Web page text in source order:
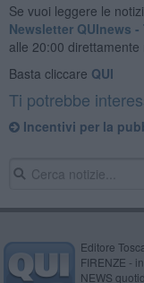
Se vuoi leggere le
Newsletter QUInews
alle 20:00 direttamente
Basta cliccare QUI
Ti potrebbe
Incentivi per la
Editore
FIRENZE -
NEWS